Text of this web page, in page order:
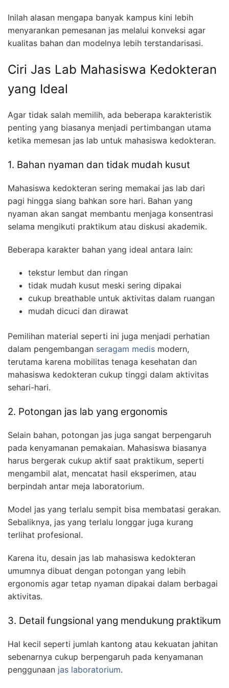
Inilah alasan mengapa banyak kampus kini lebih
menyarankan pemesanan jas melalui konveksi agar
kualitas bahan dan modelnya lebih terstandarisasi.
Ciri Jas Lab Mahasiswa Kedokteran
yang Ideal
Agar tidak salah memilih, ada beberapa karakteristik
penting yang biasanya menjadi pertimbangan utama
ketika memesan jas lab untuk mahasiswa kedokteran.
1. Bahan nyaman dan tidak mudah kusut
Mahasiswa kedokteran sering memakai jas lab dari
pagi hingga siang bahkan sore hari. Bahan yang
nyaman akan sangat membantu menjaga konsentrasi
selama mengikuti praktikum atau diskusi akademik.
Beberapa karakter bahan yang ideal antara lain:
tekstur lembut dan ringan
tidak mudah kusut meski sering dipakai
cukup breathable untuk aktivitas dalam ruangan
mudah dicuci dan dirawat
Pemilihan material seperti ini juga menjadi perhatian
dalam pengembangan seragam medis modern,
terutama karena mobilitas tenaga kesehatan dan
mahasiswa kedokteran cukup tinggi dalam aktivitas
sehari-hari.
2. Potongan jas lab yang ergonomis
Selain bahan, potongan jas juga sangat berpengaruh
pada kenyamanan pemakaian. Mahasiswa biasanya
harus bergerak cukup aktif saat praktikum, seperti
mengambil alat, mencatat hasil eksperimen, atau
berpindah antar meja laboratorium.
Model jas yang terlalu sempit bisa membatasi gerakan.
Sebaliknya, jas yang terlalu longgar juga kurang
terlihat profesional.
Karena itu, desain jas lab mahasiswa kedokteran
umumnya dibuat dengan potongan yang lebih
ergonomis agar tetap nyaman dipakai dalam berbagai
aktivitas.
3. Detail fungsional yang mendukung praktikum
Hal kecil seperti jumlah kantong atau kekuatan jahitan
sebenarnya cukup berpengaruh pada kenyamanan
penggunaan jas laboratorium.